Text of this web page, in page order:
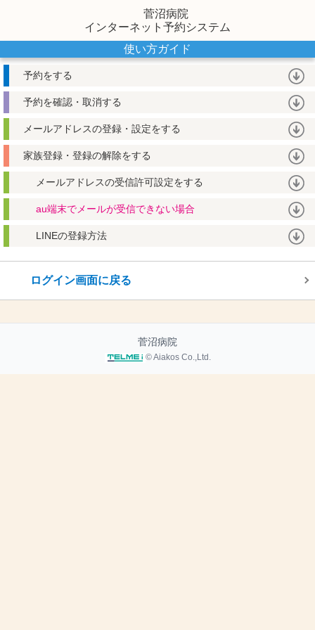
菅沼病院
インターネット予約システム
使い方ガイド
予約をする
予約を確認・取消する
メールアドレスの登録・設定をする
家族登録・登録の解除をする
メールアドレスの受信許可設定をする
au端末でメールが受信できない場合
LINEの登録方法
ログイン画面に戻る
菅沼病院
© Aiakos Co.,Ltd.